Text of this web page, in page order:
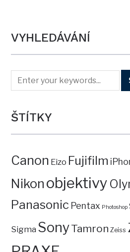
VYHLEDÁVÁNÍ
ŠTÍTKY
Canon Eizo Fujifilm
Nikon objektivy
Panasonic Pentax Photoshop
Sigma SonyTamron Zeiss